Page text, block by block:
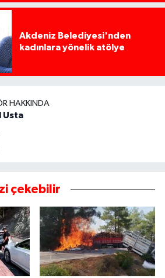
Akdeniz Belediyesi'nden
kadınlara yönelik atölye
HAKKINDA
Usta
çekebilir